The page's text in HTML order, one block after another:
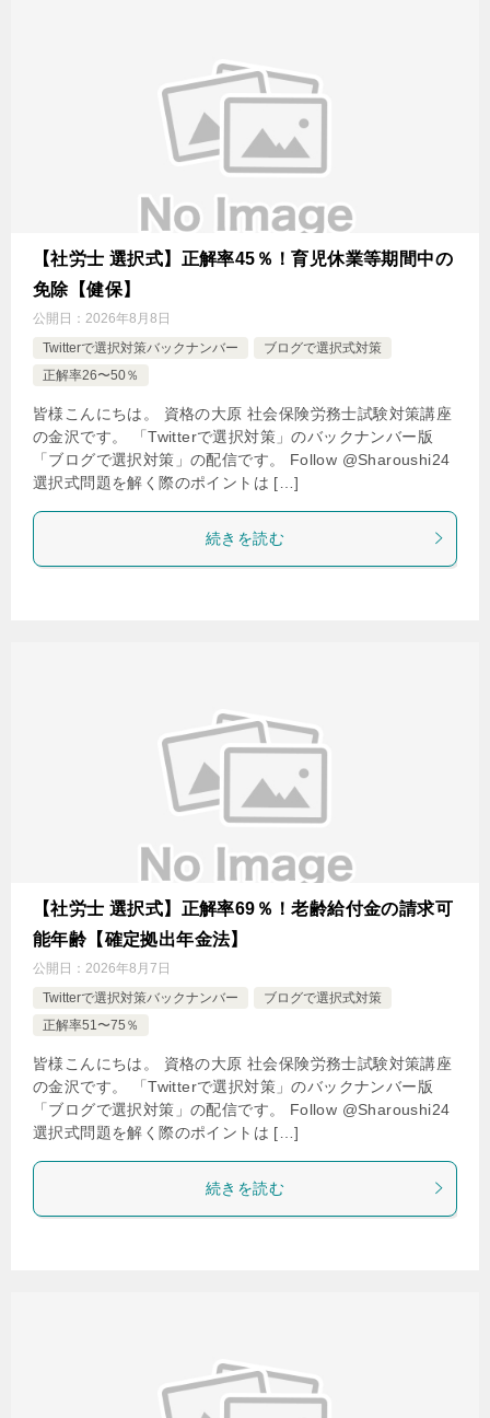
【社労士 選択式】正解率45％！育児休業等期間中の
免除【健保】
公開日： 2026年8月8日
Twitterで選択対策バックナンバー
ブログで選択式対策
正解率26〜50％
皆様こんにちは。 資格の大原 社会保険労務士試験対策講座
の金沢です。 「Twitterで選択対策」のバックナンバー版
「ブログで選択対策」の配信です。 Follow @Sharoushi24
選択式問題を解く際のポイントは […]
続きを読む
【社労士 選択式】正解率69％！老齢給付金の請求可
能年齢【確定拠出年金法】
公開日： 2026年8月7日
Twitterで選択対策バックナンバー
ブログで選択式対策
正解率51〜75％
皆様こんにちは。 資格の大原 社会保険労務士試験対策講座
の金沢です。 「Twitterで選択対策」のバックナンバー版
「ブログで選択対策」の配信です。 Follow @Sharoushi24
選択式問題を解く際のポイントは […]
続きを読む